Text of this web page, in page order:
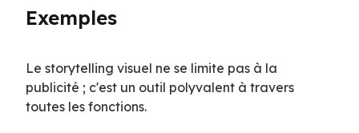
Exemples
Le storytelling visuel ne se limite pas à la
publicité ; c'est un outil polyvalent à travers
toutes les fonctions.